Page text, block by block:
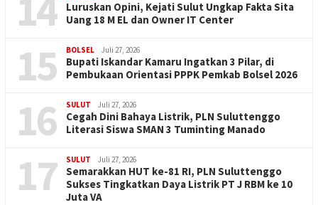
Luruskan Opini, Kejati Sulut Ungkap Fakta Sita
Uang 18 M EL dan Owner IT Center
15 BOLSEL Juli 27, 2026
Bupati Iskandar Kamaru Ingatkan 3 Pilar, di
Pembukaan Orientasi PPPK Pemkab Bolsel 2026
16 SULUT Juli 27, 2026
Cegah Dini Bahaya Listrik, PLN Suluttenggo
Literasi Siswa SMAN 3 Tuminting Manado
17 SULUT Juli 27, 2026
Semarakkan HUT ke-81 RI, PLN Suluttenggo
Sukses Tingkatkan Daya Listrik PT J RBM ke 10
Juta VA